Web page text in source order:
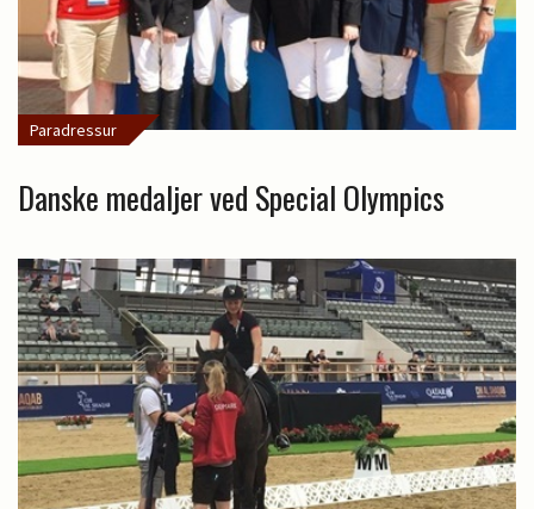
Paradressur
Danske medaljer ved Special Olympics